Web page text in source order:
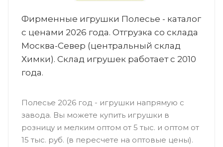
Фирменные игрушки Полесье - каталог
с ценами 2026 года. Отгрузка со склада
Москва-Север (центральный склад
Химки). Склад игрушек работает с 2010
года.
Полесье 2026 год - игрушки напрямую с
завода. Вы можете купить игрушки в
розницу и мелким оптом от 5 тыс. и оптом от
15 тыс. руб. (в пересчете на оптовые цены).